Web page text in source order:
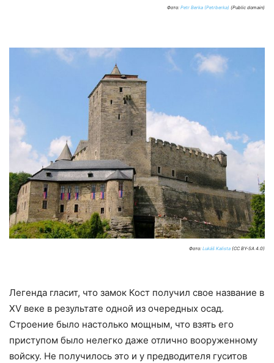
Фото: Petr Berka (Petrberka) (Public domain)
Фото: Lukáš Kalista (CC BY-SA 4.0)
Легенда гласит, что замок Кост получил свое название в
XV веке в результате одной из очередных осад.
Строение было настолько мощным, что взять его
приступом было нелегко даже отлично вооруженному
войску. Не получилось это и у предводителя гуситов